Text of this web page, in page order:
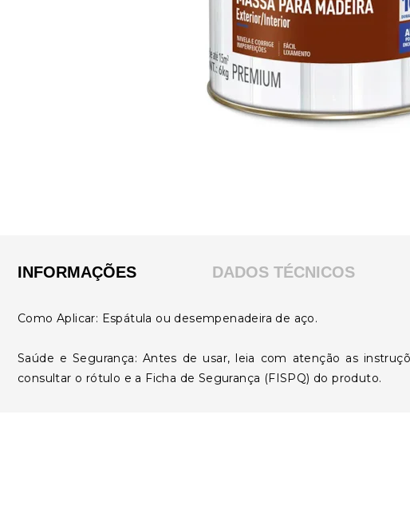
INFORMAÇÕES DADOS TÉCNICOS
Como Aplicar: Espátula ou desempenadeira de aço.
Saúde e Segurança: Antes de usar, leia com atenção as
consultar o rótulo e a Ficha de Segurança (FISPQ) do produto.